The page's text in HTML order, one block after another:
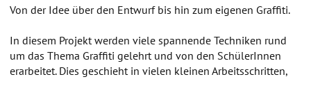
home Impressum Datenschutz Kontakt
Von der Idee über den Entwurf bis hin zum eigenen Graffiti.
In diesem Projekt werden viele spannende Techniken rund
um das Thema Graffiti gelehrt und von den SchülerInnen
erarbeitet. Dies geschieht in vielen kleinen Arbeitsschritten,